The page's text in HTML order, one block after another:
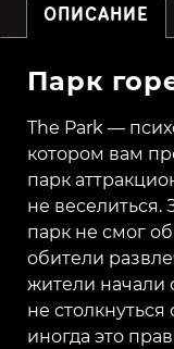
ОПИСАНИЕ
Парк
The Park —
котором вам
парк
не веселиться.
парк не смог
обители
жители начали
не
иногда это